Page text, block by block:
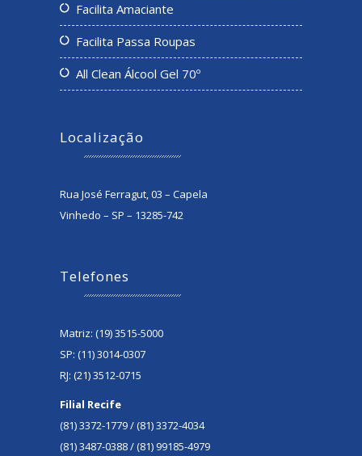
Facilita Amaciante
Facilita Passa Roupas
All Clean Álcool Gel 70º
Localização
Rua José Ferragut, 03 – Capela
Vinhedo – SP – 13285-742
Telefones
Matriz: (19) 3515-5000
SP: (11) 3014-0307
RJ: (21) 3512-0715
Filial Recife
(81) 3372-1779 / (81) 3372-4034
(81) 3487-0388 / (81) 99185-4979